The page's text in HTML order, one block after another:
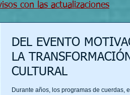
con las actualizaciones
DEL EVENTO
LA TRANSFORMACIÓN
CULTURAL
Durante años, los programas de cuerdas,